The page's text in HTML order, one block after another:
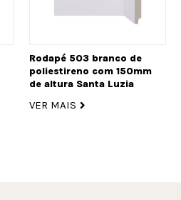
Rodapé 503 branco de
poliestireno com 150mm
de altura Santa Luzia
VER MAIS